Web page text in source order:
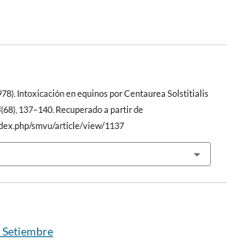
Intoxicación en equinos por Centaurea Solstitialis
(68), 137–140. Recuperado a partir de
smvu/article/view/1137